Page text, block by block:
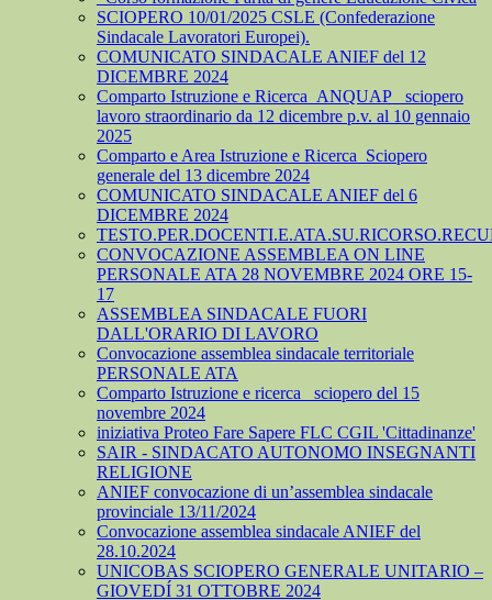
SCIOPERO 10/01/2025 CSLE (Confederazione
Sindacale Lavoratori Europei).
COMUNICATO SINDACALE ANIEF del 12
DICEMBRE 2024
Comparto Istruzione e Ricerca_ANQUAP_ sciopero
lavoro straordinario da 12 dicembre p.v. al 10 gennaio
2025
Comparto e Area Istruzione e Ricerca_Sciopero
generale del 13 dicembre 2024
COMUNICATO SINDACALE ANIEF del 6
DICEMBRE 2024
CONVOCAZIONE ASSEMBLEA ON LINE
PERSONALE ATA 28 NOVEMBRE 2024 ORE 15-
17
ASSEMBLEA SINDACALE FUORI
DALL'ORARIO DI LAVORO
Convocazione assemblea sindacale territoriale
PERSONALE ATA
Comparto Istruzione e ricerca_ sciopero del 15
novembre 2024
iniziativa Proteo Fare Sapere FLC CGIL 'Cittadinanze'
SAIR - SINDACATO AUTONOMO INSEGNANTI
RELIGIONE
ANIEF convocazione di un’assemblea sindacale
provinciale 13/11/2024
Convocazione assemblea sindacale ANIEF del
28.10.2024
UNICOBAS SCIOPERO GENERALE UNITARIO –
GIOVEDÍ 31 OTTOBRE 2024